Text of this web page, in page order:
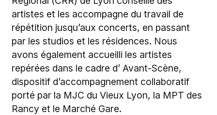
artistes et les accompagne du travail de
répétition jusqu’aux concerts, en passant
par les studios et les résidences. Nous
avons également accueilli les artistes
repérées dans le cadre d’ Avant-Scène,
dispositif d’accompagnement collaboratif
porté par la MJC du Vieux Lyon, la MPT des
Rancy et le Marché Gare.